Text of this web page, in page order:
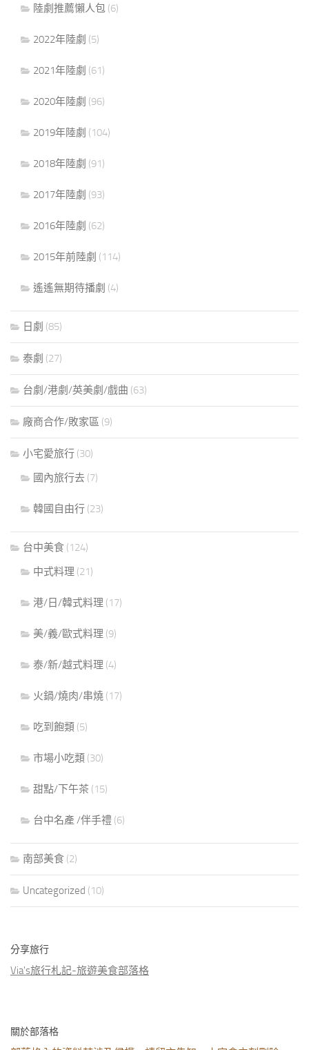
陸劇推薦懶人包 (6)
2022年陸劇 (5)
2021年陸劇 (61)
2020年陸劇 (96)
2019年陸劇 (104)
2018年陸劇 (91)
2017年陸劇 (93)
2016年陸劇 (62)
2015年前陸劇 (114)
遙遙無期待播劇 (4)
日劇 (85)
泰劇 (27)
台劇/港劇/英美劇/戲曲 (63)
廠商合作/敗家區 (9)
小宅愛旅行 (30)
國內旅行去 (7)
韓國自由行 (23)
台中美食 (124)
中式料理 (21)
港/日/韓式料理 (17)
美/義/歐式料理 (9)
泰/新/越式料理 (4)
火鍋/燒肉/串燒 (17)
吃到飽類 (5)
市場小吃類 (30)
甜點/下午茶 (15)
台中名產 /伴手禮 (6)
南部美食 (2)
Uncategorized (10)
分享旅行
Via's旅行札記-旅遊美食部落格
關於部落格